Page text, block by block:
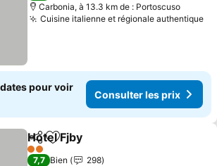
Carbonia, à 13.3 km de : Portoscuso
Cuisine italienne et régionale authentique
pour voir
Consulter les prix
PartagerAjouter à mes favoris
Hotel Fjby
2 Étoiles
7,7 Bien
298